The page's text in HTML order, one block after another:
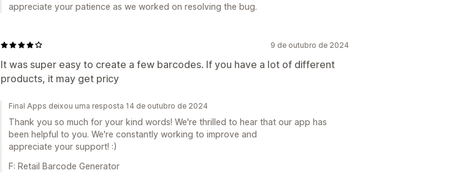
appreciate your patience as we worked on resolving the bug.
9 de outubro de 2024
It was super easy to create a few barcodes. If you have a lot of different
products, it may get pricy
Final Apps deixou uma resposta 14 de outubro de 2024
Thank you so much for your kind words! We're thrilled to hear that our app has
been helpful to you. We're constantly working to improve and
appreciate your support! :)
F: Retail Barcode Generator